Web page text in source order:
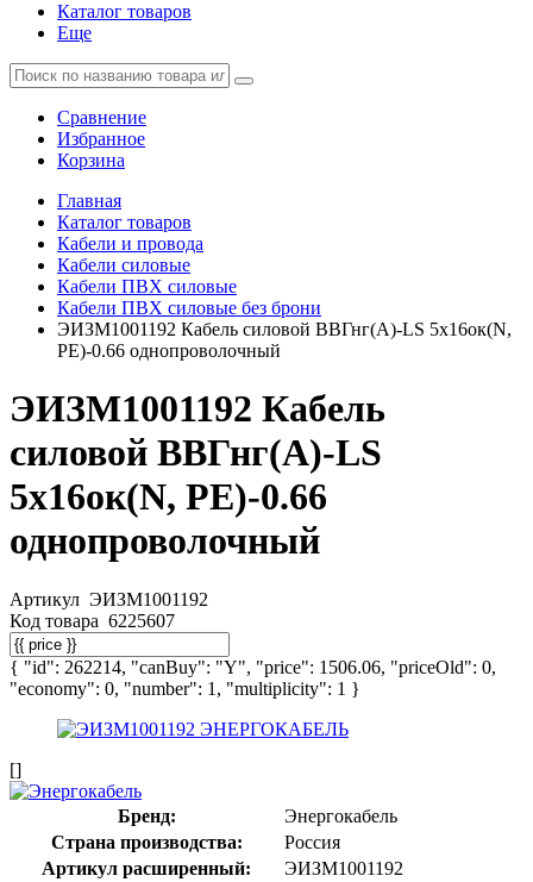
Каталог товаров
Еще
Сравнение
Избранное
Корзина
Главная
Каталог товаров
Кабели и провода
Кабели силовые
Кабели ПВХ силовые
Кабели ПВХ силовые без брони
ЭИЗМ1001192 Кабель силовой ВВГнг(А)-LS 5х16ок(N,
PE)-0.66 однопроволочный
ЭИЗМ1001192 Кабель
силовой ВВГнг(А)-LS
5х16ок(N, PE)-0.66
однопроволочный
Артикул ЭИЗМ1001192
Код товара 6225607
{ "id": 262214, "canBuy": "Y", "price": 1506.06, "priceOld": 0,
"economy": 0, "number": 1, "multiplicity": 1 }
[]
Бренд:
Энергокабель
Страна производства:
Россия
Артикул расширенный:
ЭИЗМ1001192